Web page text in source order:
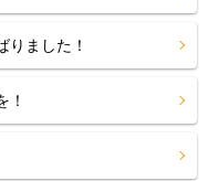
りました！
！